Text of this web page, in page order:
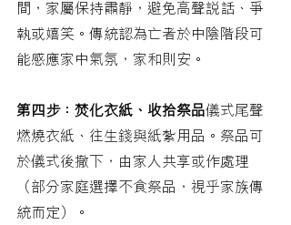
間，家屬保持肅靜，避免高聲說話、爭
執或嬉笑。傳統認為亡者於中陰階段可
能感應家中氣氛，家和則安。
第四步：焚化衣紙、收拾祭品儀式尾聲
燃燒衣紙、往生錢與紙紮用品。祭品可
於儀式後撤下，由家人共享或作處理
（部分家庭選擇不食祭品，視乎家族傳
統而定）。